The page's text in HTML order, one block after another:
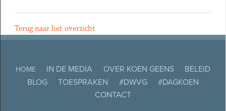
Terug naar het overzicht
HOME IN DE MEDIA OVER KOEN GEENS
BELEID
BLOG
TOESPRAKEN #DWVG
#DAGKOEN
CONTACT